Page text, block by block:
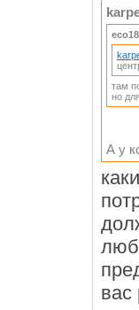
там
но
А у
вас